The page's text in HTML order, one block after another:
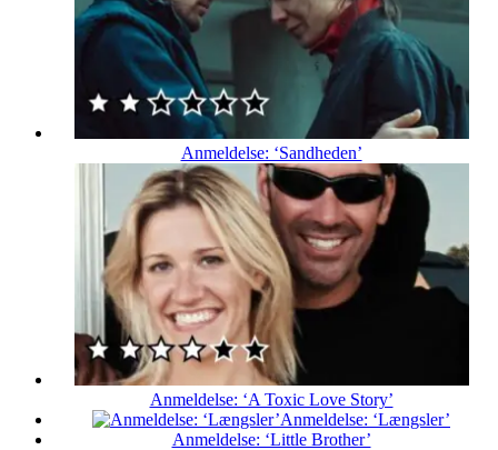
Anmeldelse: ‘Sandheden’
Anmeldelse: ‘A Toxic Love Story’
Anmeldelse: ‘Længsler’
Anmeldelse: ‘Little Brother’